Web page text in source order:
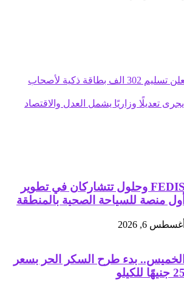
وزارة التموين تعلن تسليم 302 الف بطاقة ذكية لأصحاب
تعديلًا وزاريًا يشمل العدل والاقتصاد
FEDIS وحلول تتشاركان في تطوير
أول منصة للسياحة الصحية بالمنطقة
أغسطس 6, 2026
الخميس.. بدء طرح السكر الحر بسعر
25 جنيهًا للكيلو